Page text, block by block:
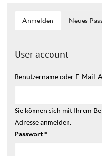
Haupt-Reiter
Anmelden (aktiverNeues
User account
Benutzername oder E-Mail-
Sie können sich mit Ihrem
Adresse anmelden.
Passwort*